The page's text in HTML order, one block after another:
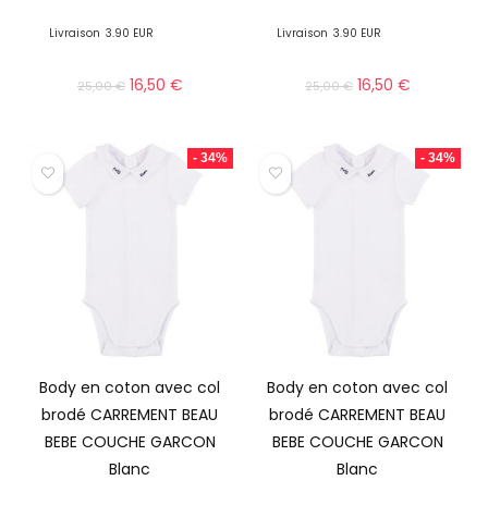
Livraison 3.90 EUR
25,00€ 16,50 €
Livraison 3.90 EUR
25,00€ 16,50 €
- 34%
Body en coton avec col
brodé CARREMENT BEAU
BEBE COUCHE GARCON
Blanc
- 34%
Body en coton avec col
brodé CARREMENT BEAU
BEBE COUCHE GARCON
Blanc